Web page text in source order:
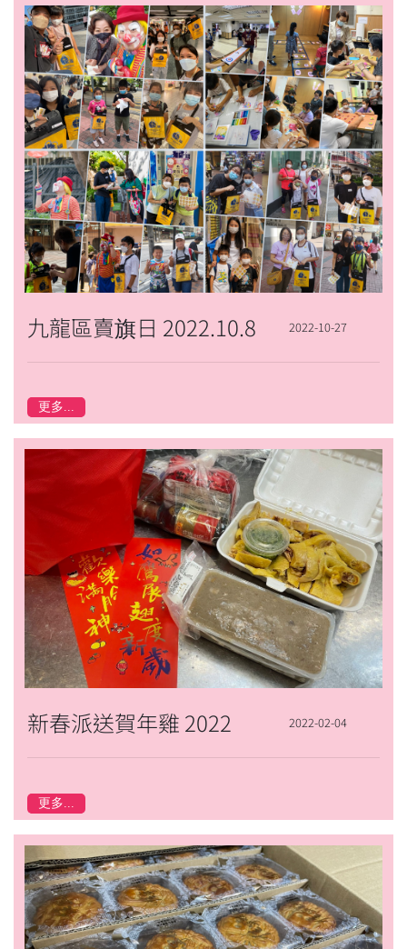
九龍區賣旗日 2022.10.8 2022-10-27
更多...
新春派送賀年雞 2022 2022-02-04
更多...